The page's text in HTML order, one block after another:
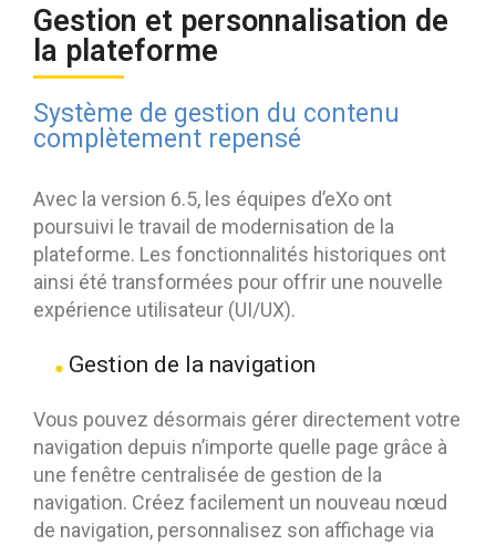
Gestion et personnalisation de
la plateforme
Système de gestion du contenu
complètement repensé
Avec la version 6.5, les équipes d’eXo ont
poursuivi le travail de modernisation de la
plateforme. Les fonctionnalités historiques ont
ainsi été transformées pour offrir une nouvelle
expérience utilisateur (UI/UX).
Gestion de la navigation
Vous pouvez désormais gérer directement votre
navigation depuis n’importe quelle page grâce à
une fenêtre centralisée de gestion de la
navigation. Créez facilement un nouveau nœud
de navigation, personnalisez son affichage via